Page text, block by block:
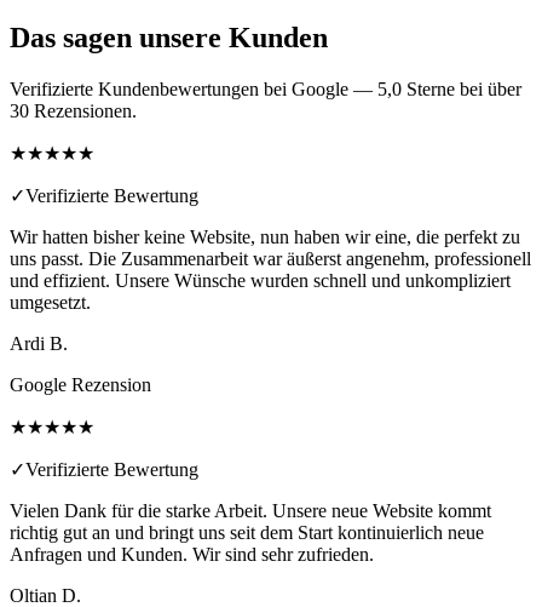
Das sagen unsere Kunden
Verifizierte Kundenbewertungen bei Google — 5,0 Sterne bei über
30 Rezensionen.
★★★★★
✓Verifizierte Bewertung
Wir hatten bisher keine Website, nun haben wir eine, die perfekt zu
uns passt. Die Zusammenarbeit war äußerst angenehm, professionell
und effizient. Unsere Wünsche wurden schnell und unkompliziert
umgesetzt.
Ardi B.
Google Rezension
★★★★★
✓Verifizierte Bewertung
Vielen Dank für die starke Arbeit. Unsere neue Website kommt
richtig gut an und bringt uns seit dem Start kontinuierlich neue
Anfragen und Kunden. Wir sind sehr zufrieden.
Oltian D.